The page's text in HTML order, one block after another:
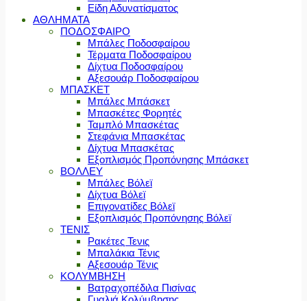
Είδη Αδυνατίσματος
ΑΘΛΗΜΑΤΑ
ΠΟΔΟΣΦΑΙΡΟ
Μπάλες Ποδοσφαίρου
Τέρματα Ποδοσφαίρου
Δίχτυα Ποδοσφαίρου
Αξεσουάρ Ποδοσφαίρου
ΜΠΑΣΚΕΤ
Μπάλες Μπάσκετ
Μπασκέτες Φορητές
Ταμπλό Μπασκέτας
Στεφάνια Μπασκέτας
Δίχτυα Μπασκέτας
Εξοπλισμός Προπόνησης Μπάσκετ
ΒΟΛΛΕΥ
Μπάλες Βόλεϊ
Δίχτυα Βόλεϊ
Επιγονατίδες Βόλεϊ
Εξοπλισμός Προπόνησης Βόλεϊ
ΤΕΝΙΣ
Ρακέτες Τενις
Μπαλάκια Τένις
Αξεσουάρ Τένις
ΚΟΛΥΜΒΗΣΗ
Βατραχοπέδιλα Πισίνας